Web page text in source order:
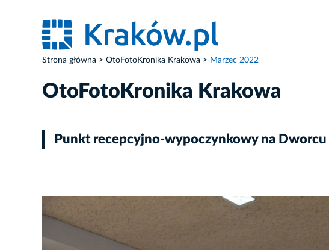
Strona główna OtoFotoKronika Krakowa Marzec 2022
OtoFotoKronika Krakowa
Punkt recepcyjno-wypoczynkowy na